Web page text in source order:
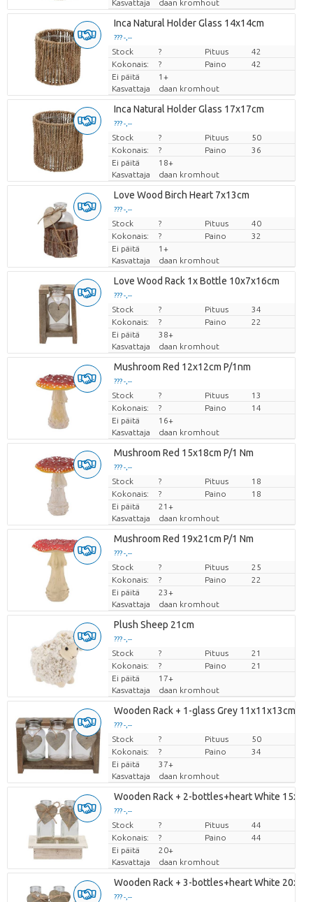
Kasvattaja
daan kromhout
Inca Natural Holder Glass 14x14cm
??? -,--
Hinta per kappale
Stock ? Pituus
42
Kokonais:
? Paino
42
Ei päitä
1+
Kasvattaja
daan kromhout
Inca Natural Holder Glass 17x17cm
??? -,--
Hinta per kappale
Stock ? Pituus
50
Kokonais:
? Paino
36
Ei päitä
18+
Kasvattaja
daan kromhout
Love Wood Birch Heart 7x13cm
??? -,--
Hinta per kappale
Stock ? Pituus
40
Kokonais:
? Paino
32
Ei päitä
1+
Kasvattaja
daan kromhout
Love Wood Rack 1x Bottle 10x7x16cm
??? -,--
Hinta per kappale
Stock ? Pituus
34
Kokonais:
? Paino
22
Ei päitä
38+
Kasvattaja
daan kromhout
Mushroom Red 12x12cm P/1nm
??? -,--
Hinta per kappale
Stock ? Pituus
13
Kokonais:
? Paino
14
Ei päitä
16+
Kasvattaja
daan kromhout
Mushroom Red 15x18cm P/1 Nm
??? -,--
Hinta per kappale
Stock ? Pituus
18
Kokonais:
? Paino
18
Ei päitä
21+
Kasvattaja
daan kromhout
Mushroom Red 19x21cm P/1 Nm
??? -,--
Hinta per kappale
Stock ? Pituus
25
Kokonais:
? Paino
22
Ei päitä
23+
Kasvattaja
daan kromhout
Plush Sheep 21cm
??? -,--
Hinta per kappale
Stock ? Pituus
21
Kokonais:
? Paino
21
Ei päitä
17+
Kasvattaja
daan kromhout
Wooden Rack + 1-glass Grey 11x11x13cm
??? -,--
Hinta per kappale
Stock ? Pituus
50
Kokonais:
? Paino
34
Ei päitä
37+
Kasvattaja
daan kromhout
Wooden Rack + 2-bottles+heart White
??? -,--
Hinta per kappale
Stock ? Pituus
44
Kokonais:
? Paino
44
Ei päitä
20+
Kasvattaja
daan kromhout
Wooden Rack + 3-bottles+heart White
??? -,--